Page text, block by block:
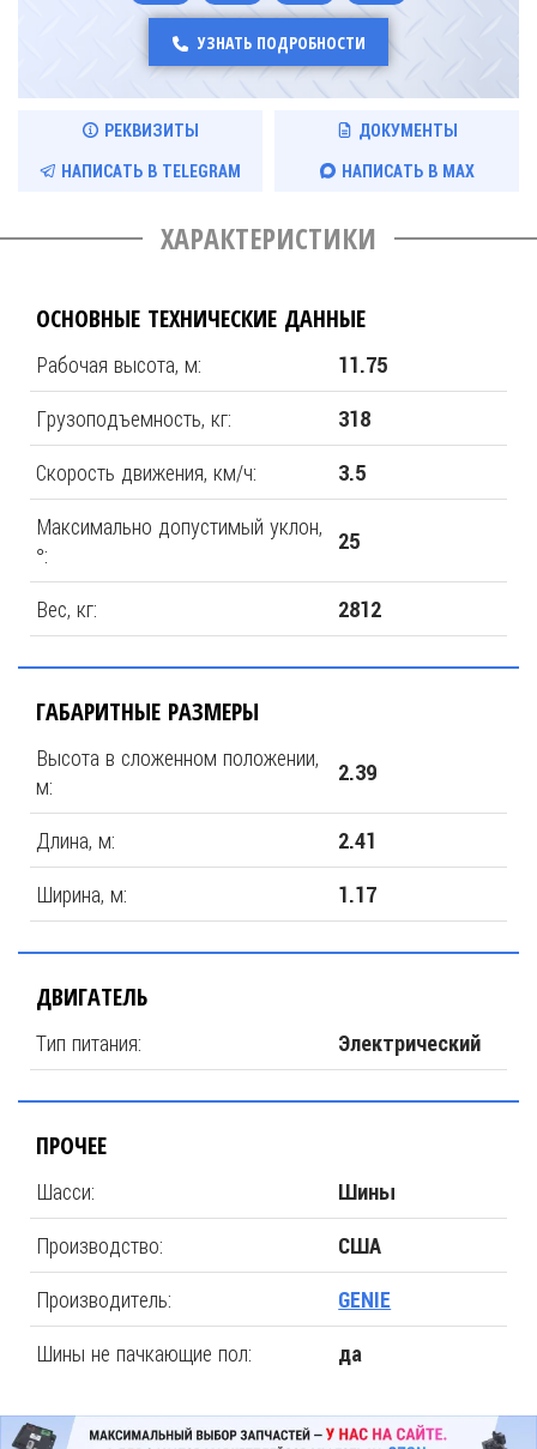
УЗНАТЬ ПОДРОБНОСТИ
РЕКВИЗИТЫ ДОКУМЕНТЫ
НАПИСАТЬ В TELEGRAM НАПИСАТЬ В MAX
ХАРАКТЕРИСТИКИ
ОСНОВНЫЕ ТЕХНИЧЕСКИЕ ДАННЫЕ
Рабочая высота, м: 11.75
Грузоподъемность, кг: 318
Скорость движения, км/ч: 3.5
Максимально допустимый уклон,
°:
25
Вес, кг: 2812
ГАБАРИТНЫЕ РАЗМЕРЫ
Высота в сложенном положении,
м:
2.39
Длина, м: 2.41
Ширина, м: 1.17
ДВИГАТЕЛЬ
Тип питания: Электрический
ПРОЧЕЕ
Шасси: Шины
Производство: США
Производитель: GENIE
Шины не пачкающие пол: да